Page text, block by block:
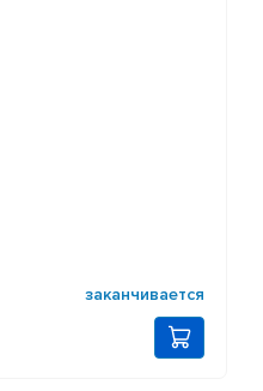
заканчивается